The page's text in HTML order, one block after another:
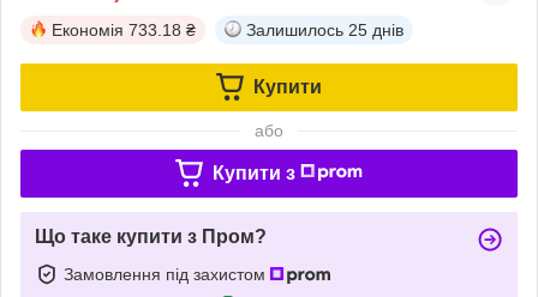
Економія 733.18 ₴ Залишилось 25 днів
Купити
або
Купити з
Що таке купити з Пром?
Замовлення під захистом